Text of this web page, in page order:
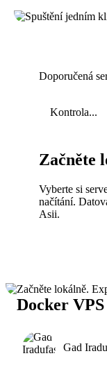
Doporučená
Kontrola...
Začněte
Vyberte si
načítání.
Asii.
Docker
Gad